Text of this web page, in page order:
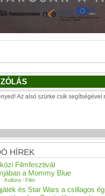
HÍREK
Filmfesztivál
a Mommy Blue
Kultúra / Film
és Star Wars a csillagos ég